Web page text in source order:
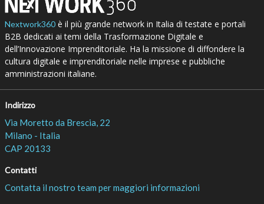
Nextwork360è il più grande network in Italia di testate e portali
B2B dedicati ai temi della Trasformazione Digitale e
dell’Innovazione Imprenditoriale. Ha la missione di diffondere la
cultura digitale e imprenditoriale nelle imprese e pubbliche
amministrazioni italiane.
Indirizzo
Via Moretto da Brescia, 22
Milano - Italia
CAP 20133
Contatti
Contatta il nostro team per maggiori informazioni